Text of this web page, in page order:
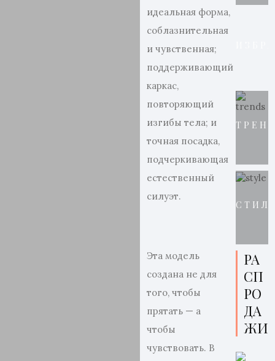
идеальная форма,
соблазнительная
и чувственная;
поддерживающий
каркас,
повторяющий
изгибы тела; и
точная посадка,
подчеркивающая
естественный
силуэт.
Эта модель
создана не для
того, чтобы
прятать — а
чтобы
чувствовать. В
РА
СП
РО
ДА
ЖИ